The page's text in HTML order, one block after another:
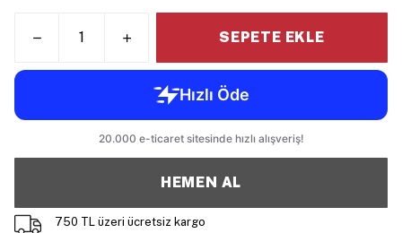
SEPETE EKLE
HEMEN AL
750 TL üzeri ücretsiz kargo